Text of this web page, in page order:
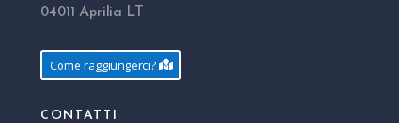
04011 Aprilia LT
Come raggiungerci?
CONTATTI